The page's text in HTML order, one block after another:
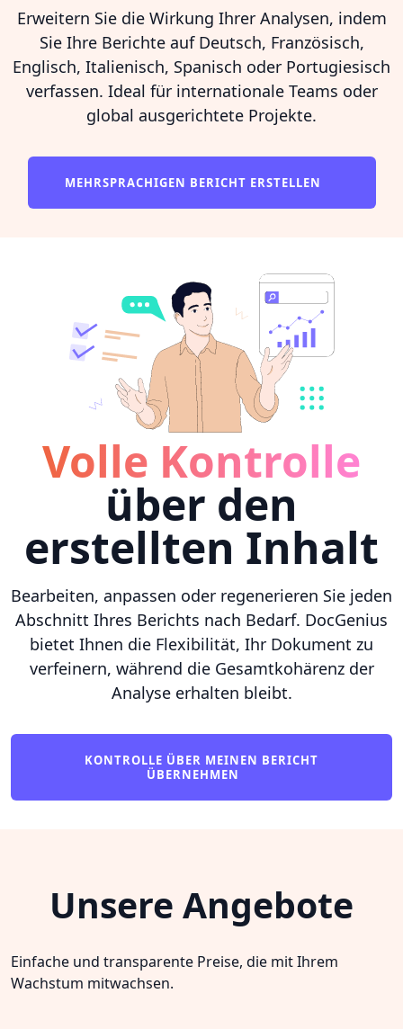
Erweitern Sie die Wirkung Ihrer Analysen, indem
Sie Ihre Berichte auf Deutsch, Französisch,
Englisch, Italienisch, Spanisch oder Portugiesisch
verfassen. Ideal für internationale Teams oder
global ausgerichtete Projekte.
MEHRSPRACHIGEN BERICHT ERSTELLEN
Volle Kontrolle
über den
erstellten Inhalt
Bearbeiten, anpassen oder regenerieren Sie jeden
Abschnitt Ihres Berichts nach Bedarf. DocGenius
bietet Ihnen die Flexibilität, Ihr Dokument zu
verfeinern, während die Gesamtkohärenz der
Analyse erhalten bleibt.
KONTROLLE ÜBER MEINEN BERICHT
ÜBERNEHMEN
Unsere Angebote
Einfache und transparente Preise, die mit Ihrem
Wachstum mitwachsen.